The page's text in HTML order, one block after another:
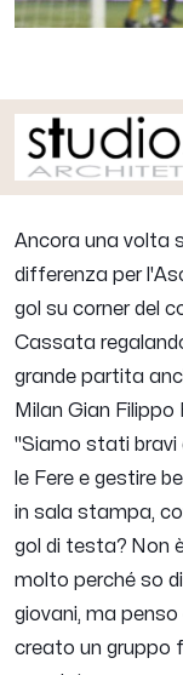
Ancora una volta
differenza per
gol su corner del
Cassata
grande partita
Milan Gian Filippo
"Siamo stati bravi
le Fere e gestire
in sala stampa,
gol di testa? Non
molto perché so
giovani, ma
creato un gruppo